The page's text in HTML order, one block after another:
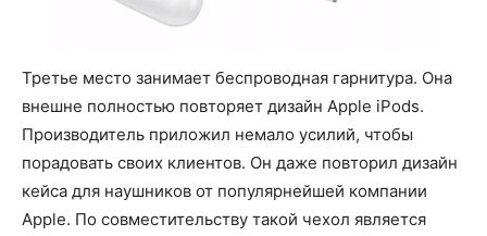
Третье место занимает беспроводная гарнитура. Она
внешне полностью повторяет дизайн Apple iPods.
Производитель приложил немало усилий, чтобы
порадовать своих клиентов. Он даже повторил дизайн
кейса для наушников от популярнейшей компании
Apple. По совместительству такой чехол является